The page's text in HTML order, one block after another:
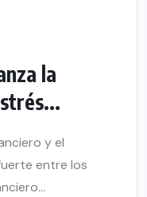
la
y el
entre los